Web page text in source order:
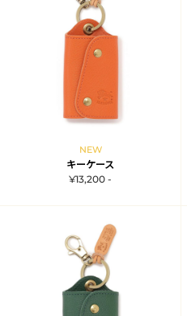
NEW
キーケース
¥13,200 -